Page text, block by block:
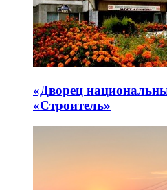
«Дворец
«Строитель»